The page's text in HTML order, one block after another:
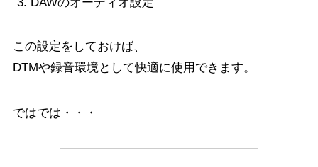
DAWのオーディオ設定
この設定をしておけば、
DTMや録音環境として快適に使用できます。
ではでは・・・